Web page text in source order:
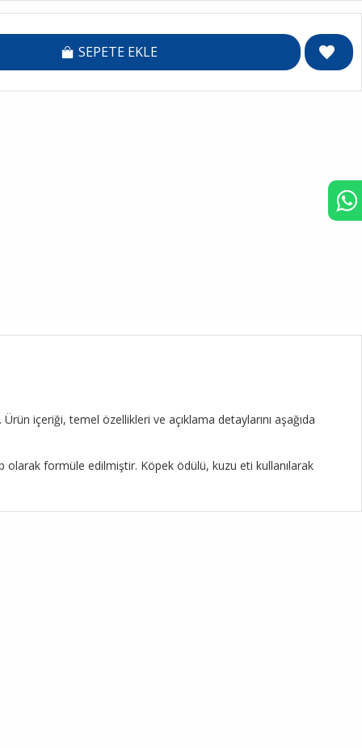
SEPETE EKLE
içeriği, temel özellikleri ve açıklama detaylarını aşağıda
olarak formüle edilmiştir. Köpek ödülü, kuzu eti kullanılarak